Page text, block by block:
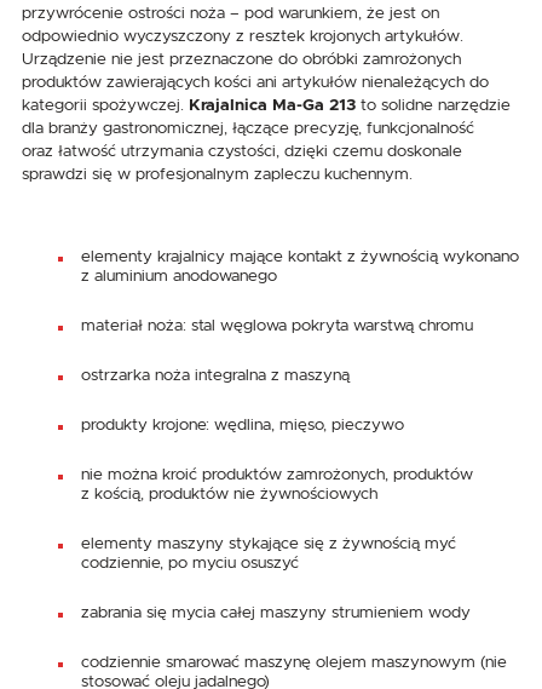
przywrócenie ostrości noża – pod warunkiem, że jest on
odpowiednio wyczyszczony z resztek krojonych artykułów.
Urządzenie nie jest przeznaczone do obróbki zamrożonych
produktów zawierających kości ani artykułów nienależących do
kategorii spożywczej. Krajalnica Ma-Ga 213 to solidne narzędzie
dla branży gastronomicznej, łączące precyzję, funkcjonalność
oraz łatwość utrzymania czystości, dzięki czemu doskonale
sprawdzi się w profesjonalnym zapleczu kuchennym.
elementy krajalnicy mające kontakt z żywnością wykonano
z aluminium anodowanego
materiał noża: stal węglowa pokryta warstwą chromu
ostrzarka noża integralna z maszyną
produkty krojone: wędlina, mięso, pieczywo
nie można kroić produktów zamrożonych, produktów
z kością, produktów nie żywnościowych
elementy maszyny stykające się z żywnością myć
codziennie, po myciu osuszyć
zabrania się mycia całej maszyny strumieniem wody
codziennie smarować maszynę olejem maszynowym (nie
stosować oleju jadalnego)